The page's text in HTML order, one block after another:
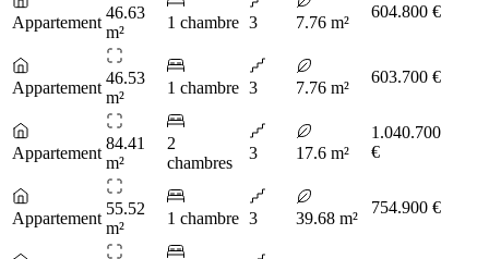
Appartement
46.63
m²
1 chambre 3 7.76 m²
604.800 €
Appartement
46.53
m²
1 chambre 3 7.76 m²
603.700 €
Appartement
84.41
m²
2
chambres
3 17.6 m²
1.040.700
€
Appartement
55.52
m²
1 chambre 3 39.68 m²
754.900 €